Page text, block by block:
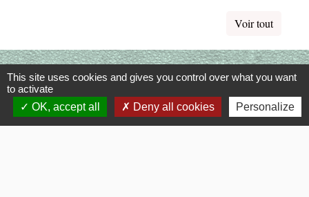
Voir tout
La Mairie
Commune de Fouquerolles
2, Grande Rue
This site uses cookies and gives you control over what you want
to activate
OK, accept all
Deny all cookies Personalize